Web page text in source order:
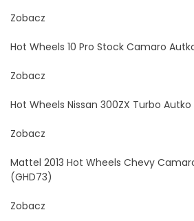
Zobacz
Hot Wheels 10 Pro Stock Camaro
Zobacz
Hot Wheels Nissan 300ZX Turbo Autko
Zobacz
Mattel 2013 Hot Wheels Chevy
(GHD73)
Zobacz